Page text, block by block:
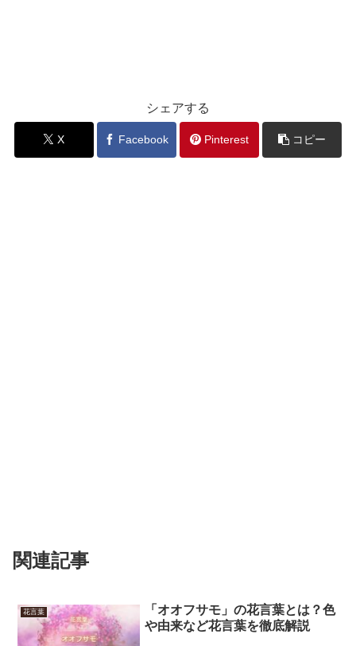
シェアする
X Facebook Pinterest コピー
関連記事
花言葉
「オオフサモ」の花言葉とは？色
や由来など花言葉を徹底解説